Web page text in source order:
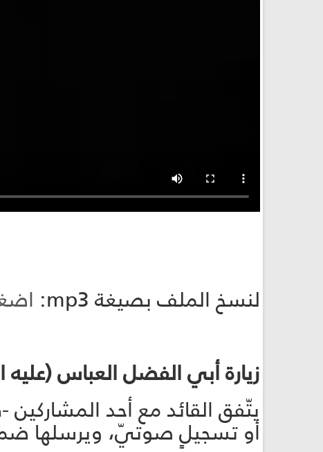
لنسخ الملف بصيغة mp3:
زيارة أبي الفضل العباس (عليه
يتّفق القائد مع أحد
أو تسجيلٍ صوتيّ، ويرسلها